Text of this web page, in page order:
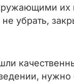
их
убрать,
нужно